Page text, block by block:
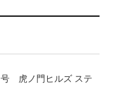
号 虎ノ門ヒルズ ステ